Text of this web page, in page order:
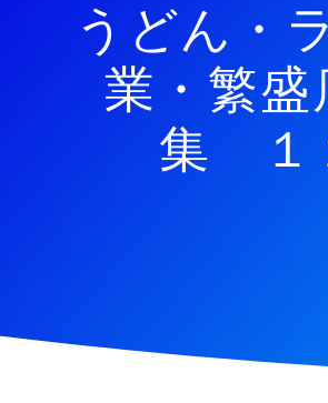
うどん・
業・繁
集 １